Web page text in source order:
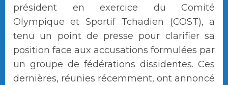
président en exercice du Comité
Olympique et Sportif Tchadien (COST), a
tenu un point de presse pour clarifier sa
position face aux accusations formulées par
un groupe de fédérations dissidentes. Ces
dernières, réunies récemment, ont annoncé